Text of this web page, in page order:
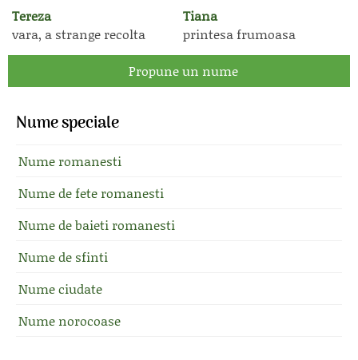
Tereza
vara, a strange recolta
Tiana
printesa frumoasa
Propune un nume
Nume speciale
Nume romanesti
Nume de fete romanesti
Nume de baieti romanesti
Nume de sfinti
Nume ciudate
Nume norocoase